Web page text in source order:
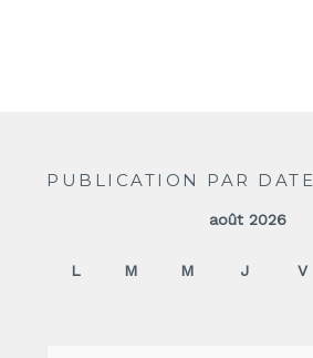
PUBLICATION PAR DATE
août 2026
L M M J V